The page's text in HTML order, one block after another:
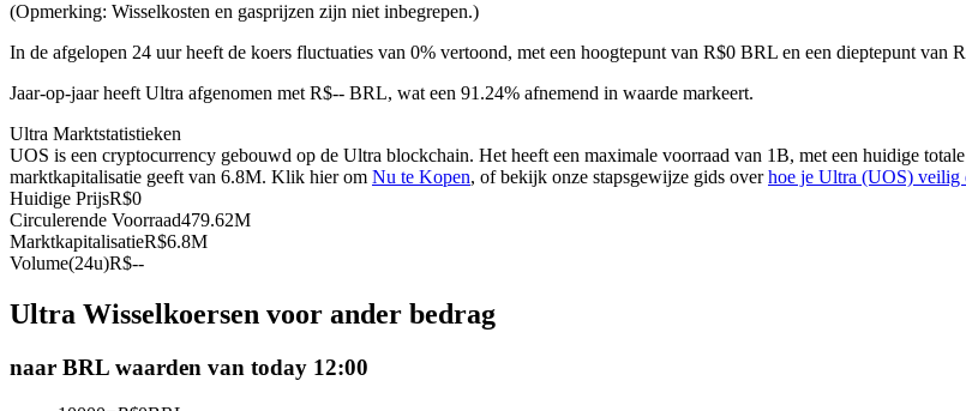
Futures met USDC als onderpand
(Opmerking: Wisselkosten en gasprijzen zijn niet inbegrepen.)
In de afgelopen 24 uur heeft de koers fluctuaties van 0% vertoond, met een hoogtepunt van R$0 BRL en een dieptepunt van
Jaar-op-jaar heeft Ultra afgenomen met R$-- BRL, wat een 91.24% afnemend in waarde markeert.
Ultra Marktstatistieken
UOS is een cryptocurrency gebouwd op de Ultra blockchain. Het heeft een maximale voorraad van 1B, met een huidige
marktkapitalisatie geeft van 6.8M. Klik hier om Nu te Kopen, of bekijk onze stapsgewijze gids overhoe je Ultra (UOS) veilig
Huidige PrijsR$0
Circulerende Voorraad479.62M
MarktkapitalisatieR$6.8M
Volume(24u)R$--
Ultra Wisselkoersen voor ander bedrag
naar BRL waarden van today 12:00